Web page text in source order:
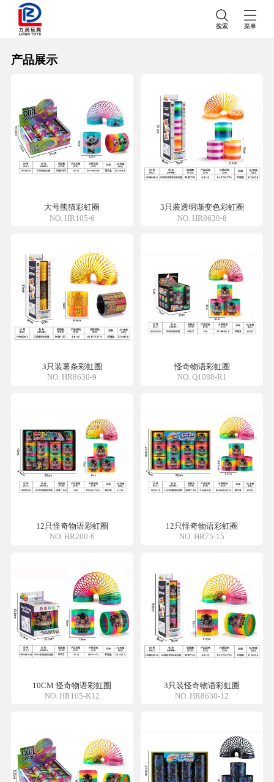
搜索 菜单
产品展示
大号熊猫彩虹圈
NO. HR105-6
3只装透明渐变色彩虹圈
NO. HR8630-8
3只装薯条彩虹圈
NO. HR8630-9
怪奇物语彩虹圈
NO. Q1088-R1
12只怪奇物语彩虹圈
NO. HR200-6
12只怪奇物语彩虹圈
NO. HR75-15
10CM 怪奇物语彩虹圈
NO. HR105-K12
3只装怪奇物语彩虹圈
NO. HR8630-12